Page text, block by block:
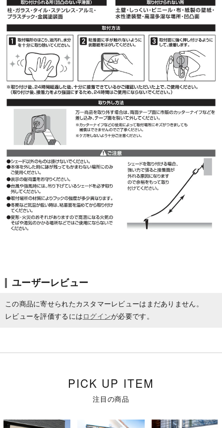
ユーザーレビュー
この商品に寄せられたカスタマーレビューはまだありません。
レビューを評価するにはログインが必要です。
PICK UP ITEM
注目の商品